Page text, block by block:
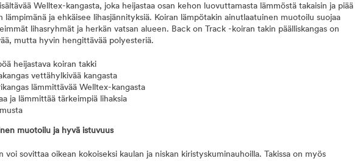
Welltex-kangasta, joka heijastaa osan kehon luovuttamasta lämmöstä takaisin ja piää
lämpimänä ja ehkäisee lihasjännityksiä. Koiran lämpötakin ainutlaatuinen muotoilu suojaa
lihasryhmät ja herkän vatsan alueen. Back on Track -koiran takin päälliskangas on
mutta hyvin hengittävää polyesteriä.
heijastava koiran takki
vettähylkivää kangasta
lämmittävää Welltex-kangasta
ja lämmittää tärkeimpiä lihaksia
muotoilu ja hyvä istuvuus
voi sovittaa oikean kokoiseksi kaulan ja niskan kiristyskuminauhoilla. Takissa on myös